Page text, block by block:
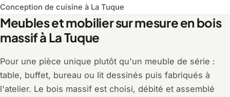
Conception de cuisine à La Tuque
Meubles et mobilier sur mesure en bois
massif à La Tuque
Pour une pièce unique plutôt qu'un meuble de série :
table, buffet, bureau ou lit dessinés puis fabriqués à
l'atelier. Le bois massif est choisi, débité et assemblé